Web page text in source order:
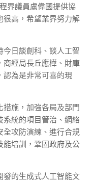
界議員盧偉國提供協
很高，希望業界努力解
日談創科、談人工智
商經局長丘應樺、財庫
認為是非常可喜的現
施，加強各局及部門
系統的項目管治、網絡
全攻防演練、進行合規
能培訓，鞏固政府及公
發的生成式人工智能文